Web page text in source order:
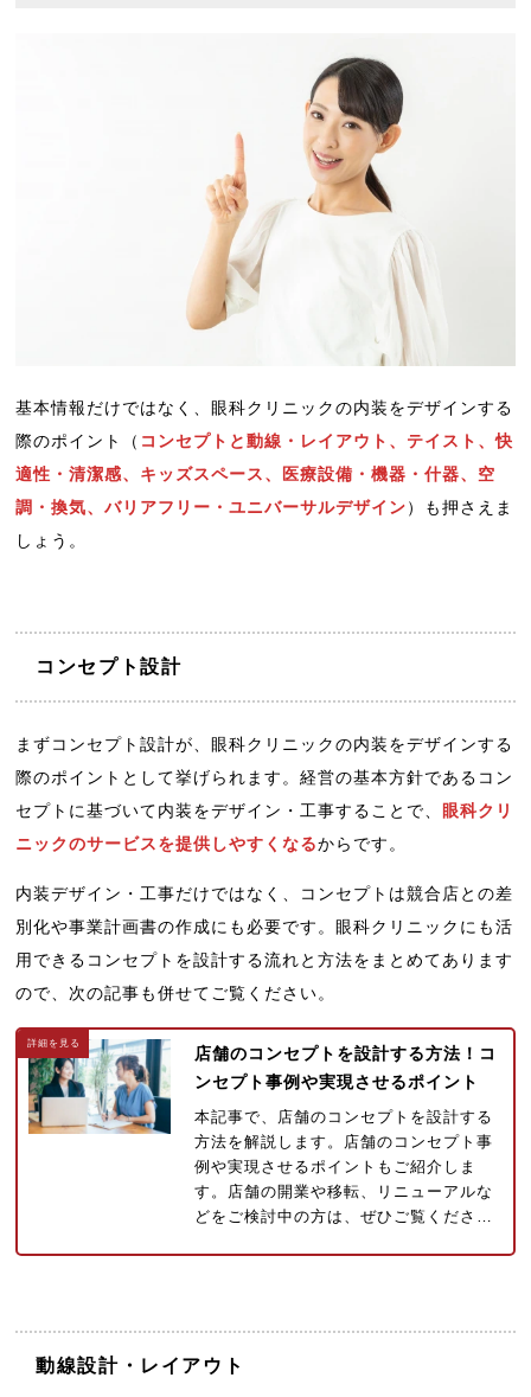
基本情報だけではなく、眼科クリニックの内装をデザインする
際のポイント（ コンセプトと動線・レイアウト、テイスト、快
適性・清潔感、キッズスペース、医療設備・機器・什器、空
調・換気、バリアフリー・ユニバーサルデザイン）も押さえま
しょう。
コンセプト設計
まずコンセプト設計が、眼科クリニックの内装をデザインする
際のポイントとして挙げられます。経営の基本方針であるコン
セプトに基づいて内装をデザイン・工事することで、 眼科クリ
ニックのサービスを提供しやすくなるからです。
内装デザイン・工事だけではなく、コンセプトは競合店との差
別化や事業計画書の作成にも必要です。眼科クリニックにも活
用できるコンセプトを設計する流れと方法をまとめてあります
ので、次の記事も併せてご覧ください。
店舗のコンセプトを設計する方法！コ
ンセプト事例や実現させるポイント
本記事で、店舗のコンセプトを設計する
方法を解説します。店舗のコンセプト事
例や実現させるポイントもご紹介しま
す。店舗の開業や移転、リニューアルな
どをご検討中の方は、ぜひご覧くださ…
動線設計・レイアウト